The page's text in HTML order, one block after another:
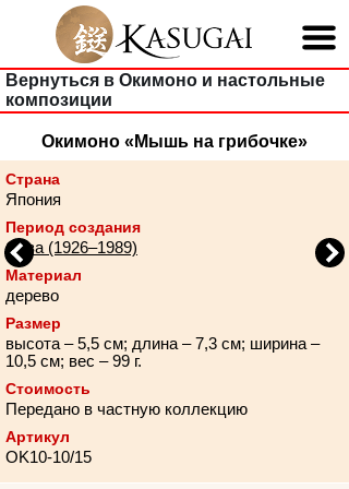
Вернуться в Окимоно и настольные
композиции
Окимоно «Мышь на грибочке»
Previous
Страна
Япония
Период создания
Сёва (1926–1989)
Материал
дерево
Размер
высота – 5,5 см; длина – 7,3 см; ширина –
10,5 см; вес – 99 г.
Стоимость
Передано в частную коллекцию
Артикул
OK10-10/15